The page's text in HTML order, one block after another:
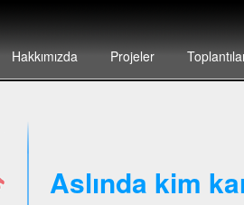
Hakkımızda Projeler
Aslında kim